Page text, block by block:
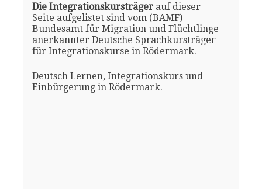
Die Integrationskursträgerauf dieser
Seite aufgelistet sind vom (BAMF)
Bundesamt für Migration und Flüchtlinge
anerkannter Deutsche Sprachkursträger
für Integrationskurse in Rödermark.
Deutsch Lernen, Integrationskurs und
Einbürgerung in Rödermark.